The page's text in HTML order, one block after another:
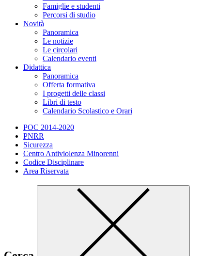
Famiglie e studenti
Percorsi di studio
Novità
Panoramica
Le notizie
Le circolari
Calendario eventi
Didattica
Panoramica
Offerta formativa
I progetti delle classi
Libri di testo
Calendario Scolastico e Orari
POC 2014-2020
PNRR
Sicurezza
Centro Antiviolenza Minorenni
Codice Disciplinare
Area Riservata